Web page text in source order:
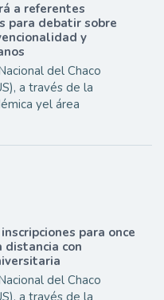
a referentes
para debatir sobre
y
del Chaco
a través de la
yel área
para once
distancia con
del Chaco
a través de la